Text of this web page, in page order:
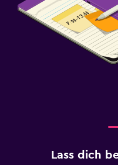
Lass dich